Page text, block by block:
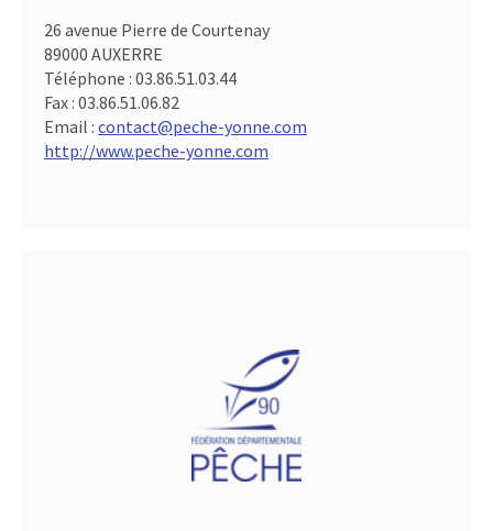
26 avenue Pierre de Courtenay
89000 AUXERRE
Téléphone : 03.86.51.03.44
Fax : 03.86.51.06.82
Email : contact@peche-yonne.com
http://www.peche-yonne.com